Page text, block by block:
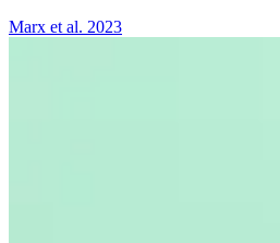
Marx et al. 2023